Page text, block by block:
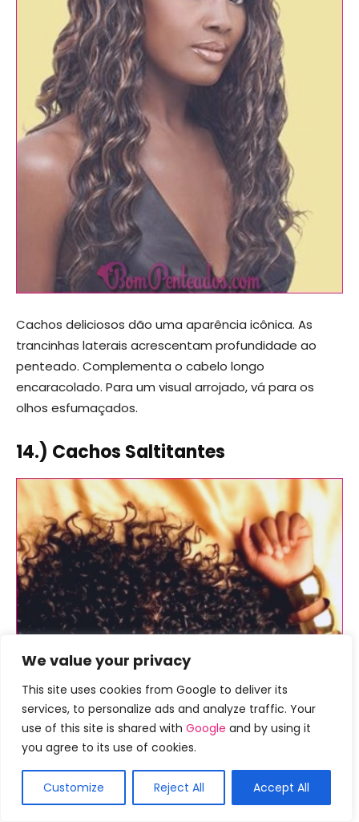
We value your privacy
This site uses cookies from Google to deliver its
services, to personalize ads and analyze traffic. Your
use of this site is shared with Google and by using it
you agree to its use of cookies.
Customize Reject All Accept All
Cachos deliciosos dão uma aparência icônica. As
trancinhas laterais acrescentam profundidade ao
penteado. Complementa o cabelo longo
encaracolado. Para um visual arrojado, vá para os
olhos esfumaçados.
14.) Cachos Saltitantes